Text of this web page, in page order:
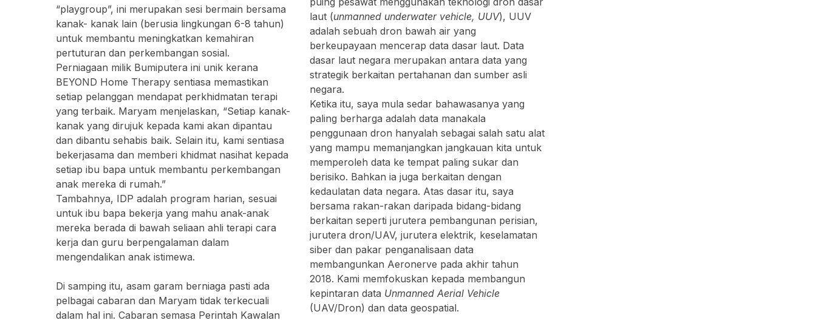
“playgroup”, ini merupakan sesi bermain bersama
kanak- kanak lain (berusia lingkungan 6-8 tahun)
untuk membantu meningkatkan kemahiran
pertuturan dan perkembangan sosial.
Perniagaan milik Bumiputera ini unik kerana
BEYOND Home Therapy sentiasa memastikan
setiap pelanggan mendapat perkhidmatan terapi
yang terbaik. Maryam menjelaskan, “Setiap kanak-
kanak yang dirujuk kepada kami akan dipantau
dan dibantu sehabis baik. Selain itu, kami sentiasa
bekerjasama dan memberi khidmat nasihat kepada
setiap ibu bapa untuk membantu perkembangan
anak mereka di rumah.”
Tambahnya, IDP adalah program harian, sesuai
untuk ibu bapa bekerja yang mahu anak-anak
mereka berada di bawah seliaan ahli terapi cara
kerja dan guru berpengalaman dalam
mengendalikan anak istimewa.
Di samping itu, asam garam berniaga pasti ada
pelbagai cabaran dan Maryam tidak terkecuali
dalam hal ini. Cabaran semasa Perintah Kawalan
laut (unmanned underwater vehicle, UUV), UUV
adalah sebuah dron bawah air yang
berkeupayaan mencerap data dasar laut. Data
dasar laut negara merupakan antara data yang
strategik berkaitan pertahanan dan sumber asli
negara.
Ketika itu, saya mula sedar bahawasanya yang
paling berharga adalah data manakala
penggunaan dron hanyalah sebagai salah satu alat
yang mampu memanjangkan jangkauan kita untuk
memperoleh data ke tempat paling sukar dan
berisiko. Bahkan ia juga berkaitan dengan
kedaulatan data negara. Atas dasar itu, saya
bersama rakan-rakan daripada bidang-bidang
berkaitan seperti jurutera pembangunan perisian,
jurutera dron/UAV, jurutera elektrik, keselamatan
siber dan pakar penganalisaan data
membangunkan Aeronerve pada akhir tahun
2018. Kami memfokuskan kepada membangun
kepintaran data Unmanned Aerial Vehicle
(UAV/Dron) dan data geospatial.